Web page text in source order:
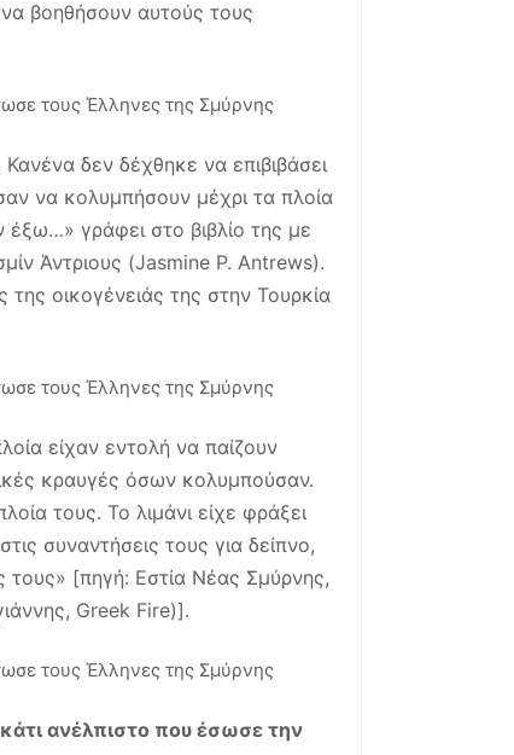
να βοηθήσουν αυτούς τους
δεν δέχθηκε να επιβιβάσει
να κολυμπήσουν μέχρι τα πλοία
γράφει στο βιβλίο της με
Άντριους (Jasmine P. Antrews).
της οικογένειάς της στην Τουρκία
είχαν εντολή να παίζουν
κραυγές όσων κολυμπούσαν.
τους. Το λιμάνι είχε φράξει
συναντήσεις τους για δείπνο,
[πηγή: Εστία Νέας Σμύρνης,
Greek Fire)].
ανέλπιστο που έσωσε την